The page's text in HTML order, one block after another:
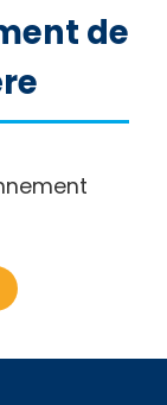
de